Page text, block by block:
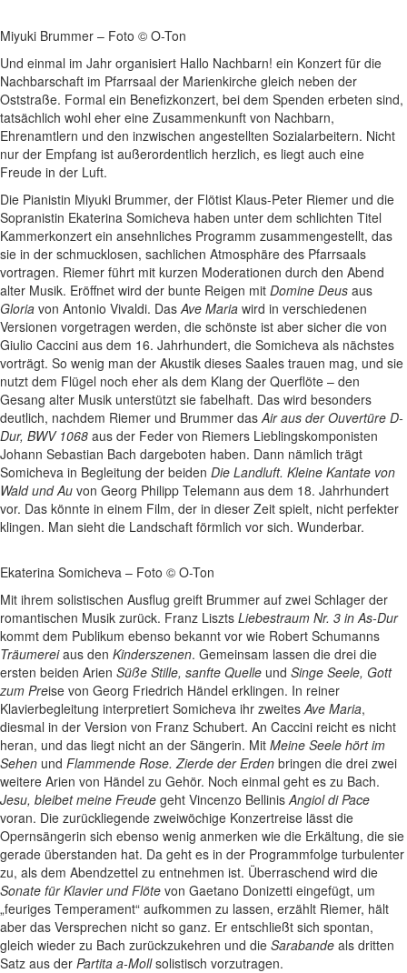
Miyuki Brummer – Foto © O-Ton
Und einmal im Jahr organisiert Hallo Nachbarn! ein Konzert für die
Nachbarschaft im Pfarrsaal der Marienkirche gleich neben der
Oststraße. Formal ein Benefizkonzert, bei dem Spenden erbeten sind,
tatsächlich wohl eher eine Zusammenkunft von Nachbarn,
Ehrenamtlern und den inzwischen angestellten Sozialarbeitern. Nicht
nur der Empfang ist außerordentlich herzlich, es liegt auch eine
Freude in der Luft.
Die Pianistin Miyuki Brummer, der Flötist Klaus-Peter Riemer und die
Sopranistin Ekaterina Somicheva haben unter dem schlichten Titel
Kammerkonzert ein ansehnliches Programm zusammengestellt, das
sie in der schmucklosen, sachlichen Atmosphäre des Pfarrsaals
vortragen. Riemer führt mit kurzen Moderationen durch den Abend
alter Musik. Eröffnet wird der bunte Reigen mit Domine Deus aus
Gloria von Antonio Vivaldi. DasAve Maria wird in verschiedenen
Versionen vorgetragen werden, die schönste ist aber sicher die von
Giulio Caccini aus dem 16. Jahrhundert, die Somicheva als nächstes
vorträgt. So wenig man der Akustik dieses Saales trauen mag, und sie
nutzt dem Flügel noch eher als dem Klang der Querflöte – den
Gesang alter Musik unterstützt sie fabelhaft. Das wird besonders
deutlich, nachdem Riemer und Brummer dasAir aus der Ouvertüre D-
Dur, BWV 1068 aus der Feder von Riemers Lieblingskomponisten
Johann Sebastian Bach dargeboten haben. Dann nämlich trägt
Somicheva in Begleitung der beiden Die Landluft. Kleine Kantate von
Wald und Au von Georg Philipp Telemann aus dem 18. Jahrhundert
vor. Das könnte in einem Film, der in dieser Zeit spielt, nicht perfekter
klingen. Man sieht die Landschaft förmlich vor sich. Wunderbar.
Ekaterina Somicheva – Foto © O-Ton
Mit ihrem solistischen Ausflug greift Brummer auf zwei Schlager der
romantischen Musik zurück. Franz Liszts Liebestraum Nr. 3 in As-Dur
kommt dem Publikum ebenso bekannt vor wie Robert Schumanns
Träumereiaus den Kinderszenen. Gemeinsam lassen die drei die
ersten beiden Arien Süße Stille, sanfte Quelle und Singe Seele, Gott
zum Preise von Georg Friedrich Händel erklingen. In reiner
Klavierbegleitung interpretiert Somicheva ihr zweitesAve Maria,
diesmal in der Version von Franz Schubert. An Caccini reicht es nicht
heran, und das liegt nicht an der Sängerin. Mit Meine Seele hört im
Sehen und Flammende Rose. Zierde der Erden bringen die drei zwei
weitere Arien von Händel zu Gehör. Noch einmal geht es zu Bach.
Jesu, bleibet meine Freude geht Vincenzo BellinisAngiol di Pace
voran. Die zurückliegende zweiwöchige Konzertreise lässt die
Opernsängerin sich ebenso wenig anmerken wie die Erkältung, die sie
gerade überstanden hat. Da geht es in der Programmfolge turbulenter
zu, als dem Abendzettel zu entnehmen ist. Überraschend wird die
Sonate für Klavier und Flöte von Gaetano Donizetti eingefügt, um
„feuriges Temperament“ aufkommen zu lassen, erzählt Riemer, hält
aber das Versprechen nicht so ganz. Er entschließt sich spontan,
gleich wieder zu Bach zurückzukehren und die Sarabande als dritten
Satz aus der Partita a-Mollsolistisch vorzutragen.